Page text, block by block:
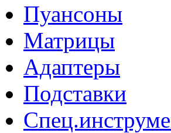
Пуансоны
Матрицы
Адаптеры
Подставки